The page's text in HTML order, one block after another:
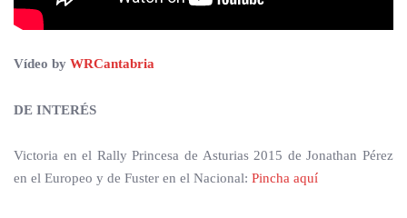
Vídeo by WRCantabria
DE INTERÉS
Victoria en el Rally Princesa de Asturias 2015 de Jonathan Pérez
en el Europeo y de Fuster en el Nacional: Pincha aquí